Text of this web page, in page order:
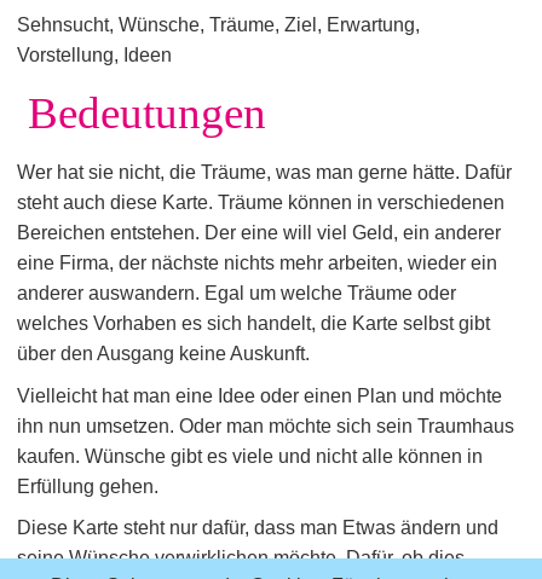
Sehnsucht, Wünsche, Träume, Ziel, Erwartung,
Vorstellung, Ideen
Bedeutungen
Wer hat sie nicht, die Träume, was man gerne hätte. Dafür
steht auch diese Karte. Träume können in verschiedenen
Bereichen entstehen. Der eine will viel Geld, ein anderer
eine Firma, der nächste nichts mehr arbeiten, wieder ein
anderer auswandern. Egal um welche Träume oder
welches Vorhaben es sich handelt, die Karte selbst gibt
über den Ausgang keine Auskunft.
Vielleicht hat man eine Idee oder einen Plan und möchte
ihn nun umsetzen. Oder man möchte sich sein Traumhaus
kaufen. Wünsche gibt es viele und nicht alle können in
Erfüllung gehen.
Diese Karte steht nur dafür, dass man Etwas ändern und
seine Wünsche verwirklichen möchte. Dafür, ob dies